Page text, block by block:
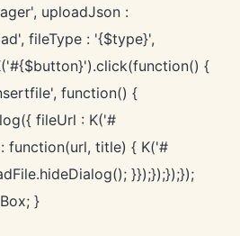
uploadJson :
fileType : '{$type}',
{
function() {
fileUrl : K('#
function(url, title) { K('#
}});});});});
}